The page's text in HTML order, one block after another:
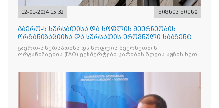
12-01-2024 15:32 ბიზნეს ნიუსი
გაერო-ს სურსათისა და სოფლის მეურნეობის
ორგანიზაციისა და სურსათის ეროვნული სააგენტოს
მიერ საქართველოში განხორციელებული პროექტი
ხუთ ქვეყანაში დაინერგა
გაერო-ს სურსათისა და სოფლის მეურნეობის
ორგანიზაციის (FAO) ექსპერტები კარიბის ზღვის აუზის ხუთ